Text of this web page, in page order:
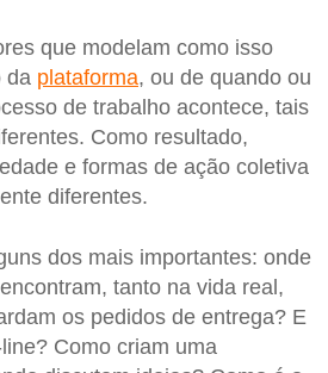
que modelam como isso
da plataforma, ou de quando ou
de trabalho acontece, tais
Como resultado,
e formas de ação coletiva
diferentes.
dos mais importantes: onde
tanto na vida real,
os pedidos de entrega? E
Como criam uma